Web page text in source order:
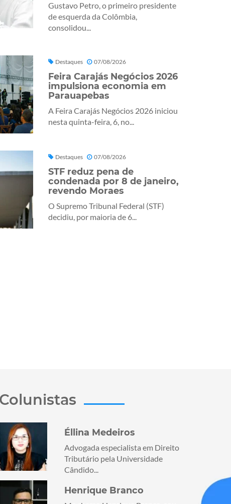
Gustavo Petro, o primeiro presidente
de esquerda da Colômbia,
consolidou...
Destaques 07/08/2026
Feira Carajás Negócios 2026
impulsiona economia em
Parauapebas
A Feira Carajás Negócios 2026 iniciou
nesta quinta-feira, 6, no...
Destaques 07/08/2026
STF reduz pena de
condenada por 8 de janeiro,
revendo Moraes
O Supremo Tribunal Federal (STF)
decidiu, por maioria de 6...
Colunistas
Éllina Medeiros
Advogada especialista em Direito
Tributário pela Universidade
Cândido...
Henrique Branco